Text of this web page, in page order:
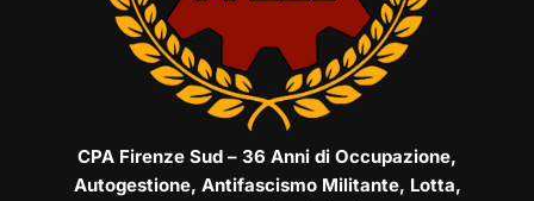
CPA Firenze Sud – 36 Anni di Occupazione,
Autogestione, Antifascismo Militante, Lotta,